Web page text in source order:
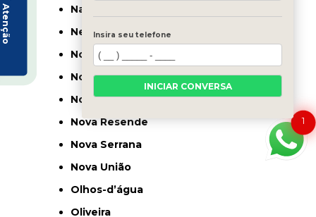
Nanuque
Nepomuceno
Nova Lima
Nova Ponte
Nova Porteirinha
Nova Resende
Nova Serrana
Nova União
Olhos-d’água
Oliveira
Atenção
1
Insira seu telefone
INICIAR CONVERSA